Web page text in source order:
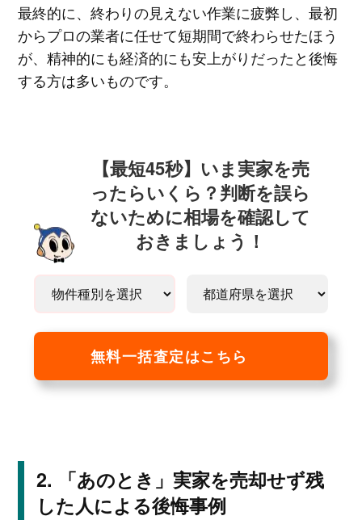
最終的に、終わりの見えない作業に疲弊し、最初
からプロの業者に任せて短期間で終わらせたほう
が、精神的にも経済的にも安上がりだったと後悔
する方は多いものです。
【最短45秒】いま実家を売
ったらいくら？判断を誤ら
ないために相場を確認して
おきましょう！
無料一括査定はこちら
「あのとき」実家を売却せず残
した人による後悔事例